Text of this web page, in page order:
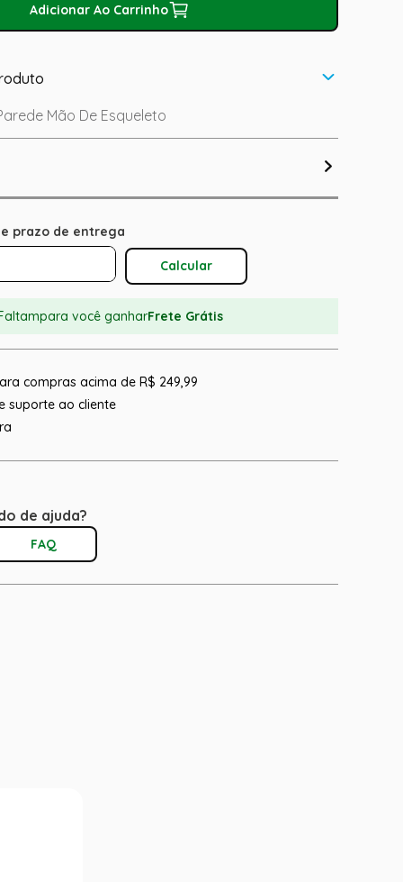
Adicionar Ao Carrinho
Mão De Esqueleto
Calcular O Frete
para você ganharFrete Grátis
compras acima de R$ 249,99
suporte ao cliente
de ajuda?
FAQ